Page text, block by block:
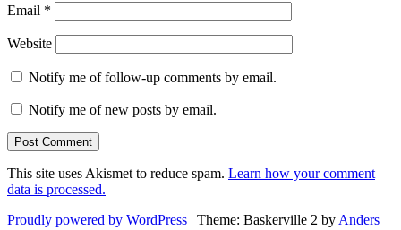
Email *
Website
Notify me of follow-up comments by email.
Notify me of new posts by email.
This site uses Akismet to reduce spam. Learn how your comment
data is processed.
Proudly powered by WordPress | Theme: Baskerville 2 by Anders